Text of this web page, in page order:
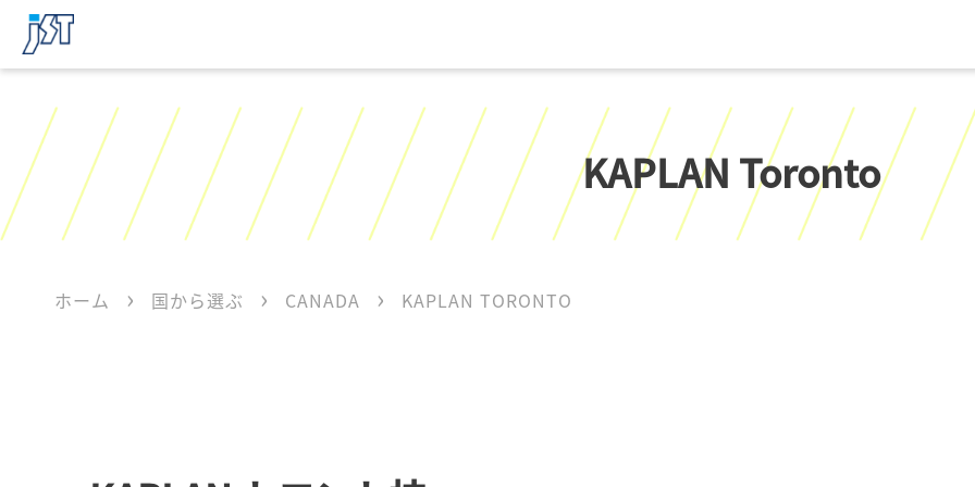
KAPLAN Toronto
ホーム 国から選ぶ CANADA KAPLAN TORONTO